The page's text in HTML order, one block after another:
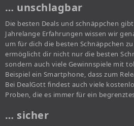
… unschlagbar
Die besten Deals und schnäppchen
Jahrelange Erfahrungen wissen wir
um für dich die besten Schnäppchen
ermöglicht dir nicht nur die besten
sondern auch viele Gewinnspiele mit
Beispiel ein Smartphone, dass zum
Bei DealGott findest auch viele
Proben, die es immer für ein
… sicher